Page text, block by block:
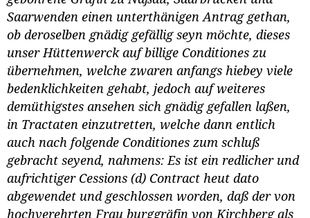
Saarwenden einen unterthänigen Antrag gethan,
ob deroselben gnädig gefällig seyn möchte, dieses
unser Hüttenwerck auf billige Conditiones zu
übernehmen, welche zwaren anfangs hiebey viele
bedenklichkeiten gehabt, jedoch auf weiteres
demüthigstes ansehen sich gnädig gefallen laßen,
in Tractaten einzutretten, welche dann entlich
auch nach folgende Conditiones zum schluß
gebracht seyend, nahmens: Es ist ein redlicher und
aufrichtiger Cessions (d) Contract heut dato
abgewendet und geschlossen worden, daß der von
hochverehrten Frau burggräfin von Kirchberg als